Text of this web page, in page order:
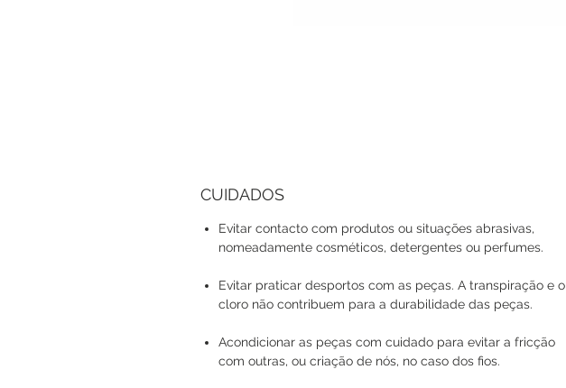
CUIDADOS
Evitar contacto com produtos ou situações abrasivas,
nomeadamente cosméticos, detergentes ou perfumes.
Evitar praticar desportos com as peças. A transpiração e o
cloro não contribuem para a durabilidade das peças.
Acondicionar as peças com cuidado para evitar a fricção
com outras, ou criação de nós, no caso dos fios.